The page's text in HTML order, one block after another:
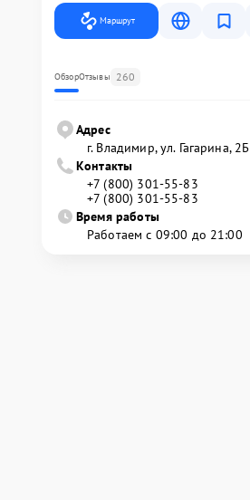
Маршрут
ОбзорОтзывы 260
Адрес
г. Владимир, ул. Гагарина, 2Б
Контакты
+7 (800) 301-55-83
+7 (800) 301-55-83
Время работы
Работаем с 09:00 до 21:00